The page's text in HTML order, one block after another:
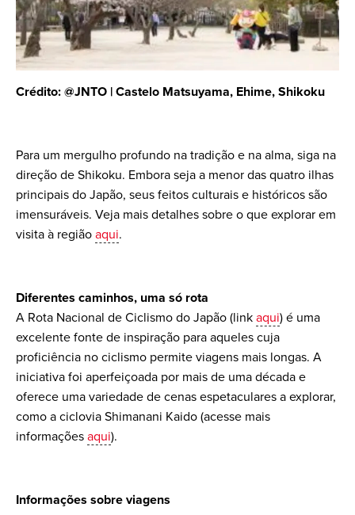
Crédito: @JNTO | Castelo Matsuyama, Ehime, Shikoku
Para um mergulho profundo na tradição e na alma, siga na
direção de Shikoku. Embora seja a menor das quatro ilhas
principais do Japão, seus feitos culturais e históricos são
imensuráveis. Veja mais detalhes sobre o que explorar em
visita à região aqui.
Diferentes caminhos, uma só rota
A Rota Nacional de Ciclismo do Japão (link aqui) é uma
excelente fonte de inspiração para aqueles cuja
proficiência no ciclismo permite viagens mais longas. A
iniciativa foi aperfeiçoada por mais de uma década e
oferece uma variedade de cenas espetaculares a explorar,
como a ciclovia Shimanani Kaido (acesse mais
informações aqui).
Informações sobre viagens